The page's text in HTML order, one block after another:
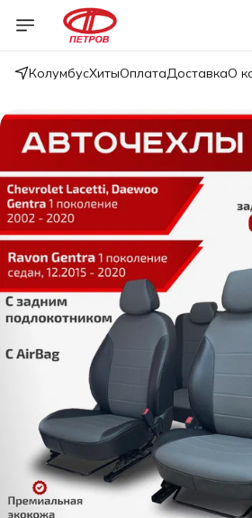
КолумбусХитыОплатаДоставкаО